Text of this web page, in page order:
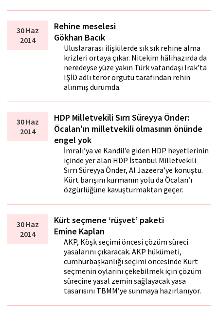
30 Haz
2014
Rehine meselesi
Gökhan Bacık
Uluslararası ilişkilerde sık sık rehine alma
krizleri ortaya çıkar. Nitekim hâlihazırda da
neredeyse yüze yakın Türk vatandaşı Irak’ta
IŞİD adlı terör örgütü tarafından rehin
alınmış durumda.
30 Haz
2014
HDP Milletvekili Sırrı Süreyya Önder:
Öcalan'ın milletvekili olmasının önünde
engel yok
İmralı’ya ve Kandil’e giden HDP heyetlerinin
içinde yer alan HDP İstanbul Milletvekili
Sırrı Süreyya Önder, Al Jazeera’ye konuştu.
Kürt barışını kurmanın yolu da Öcalan’ı
özgürlüğüne kavuşturmaktan geçer.
30 Haz
2014
Kürt seçmene ‘rüşvet’ paketi
Emine Kaplan
AKP, Köşk seçimi öncesi çözüm süreci
yasalarını çıkaracak. AKP hükümeti,
cumhurbaşkanlığı seçimi öncesinde Kürt
seçmenin oylarını çekebilmek için çözüm
sürecine yasal zemin sağlayacak yasa
tasarısını TBMM’ye sunmaya hazırlanıyor.